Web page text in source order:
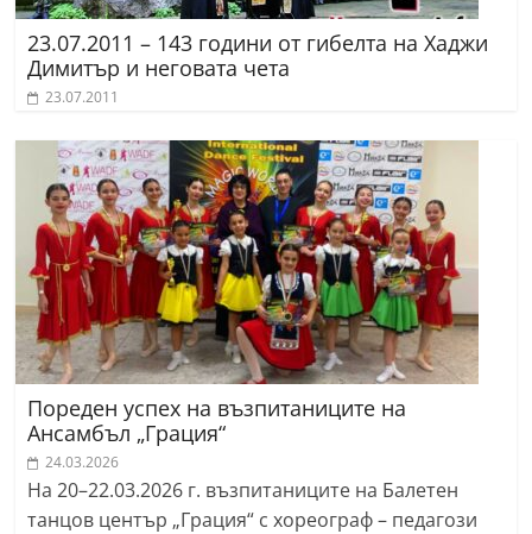
23.07.2011 – 143 години от гибелта на Хаджи
Димитър и неговата чета
23.07.2011
Пореден успех на възпитаниците на
Ансамбъл „Грация“
24.03.2026
На 20–22.03.2026 г. възпитаниците на Балетен
танцов център „Грация“ с хореограф – педагози